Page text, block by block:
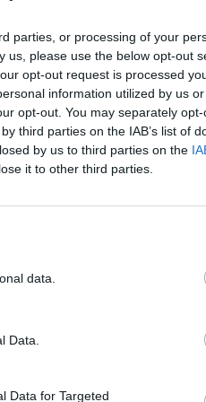
parties, or processing of your
us, please use the below opt-out
opt-out request is processed
information utilized by us
opt-out. You may separately
third parties on the IAB’s list of
by us to third parties on the
it to other third parties.
data.
Data.
Data for Targeted
no sólo
En esta ocasión,
los meses de
sobre el
el principal
y grava la
obtenidos
por ley,
residencia del
rendimientos
los
y pérdidas